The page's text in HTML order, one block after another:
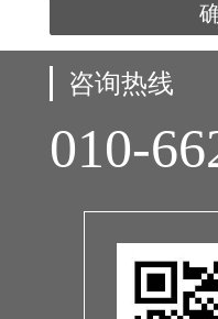
咨询热线
010-